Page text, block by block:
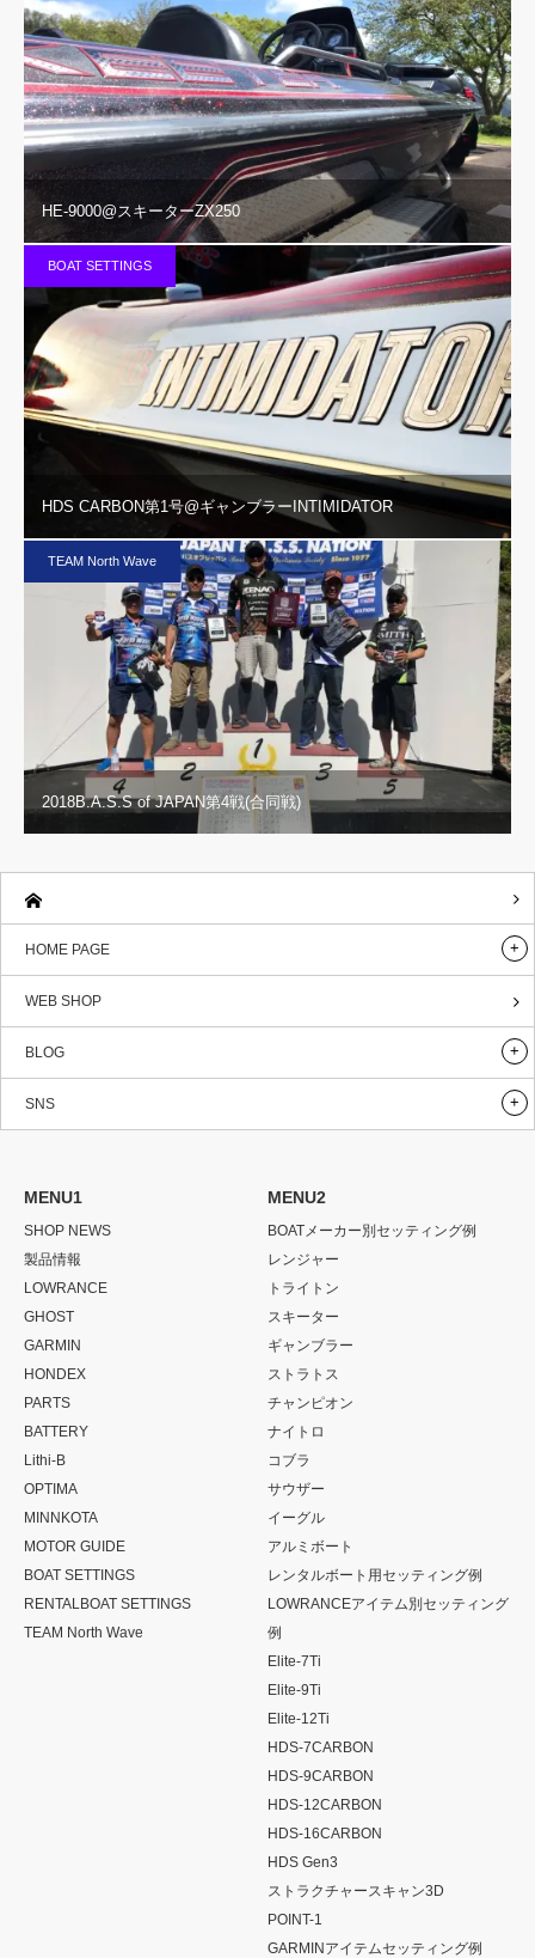
HE-9000@スキーターZX250
BOAT SETTINGS
HDS CARBON第1号@ギャンブラーINTIMIDATOR
TEAM North Wave
2018B.A.S.S of JAPAN第4戦(合同戦)
HOME PAGE
WEB SHOP
BLOG
SNS
MENU1
SHOP NEWS
製品情報
LOWRANCE
GHOST
GARMIN
HONDEX
PARTS
BATTERY
Lithi-B
OPTIMA
MINNKOTA
MOTOR GUIDE
BOAT SETTINGS
RENTALBOAT SETTINGS
TEAM North Wave
MENU2
BOATメーカー別セッティング例
レンジャー
トライトン
スキーター
ギャンブラー
ストラトス
チャンピオン
ナイトロ
コブラ
サウザー
イーグル
アルミボート
レンタルボート用セッティング例
LOWRANCEアイテム別セッティング
例
Elite-7Ti
Elite-9Ti
Elite-12Ti
HDS-7CARBON
HDS-9CARBON
HDS-12CARBON
HDS-16CARBON
HDS Gen3
ストラクチャースキャン3D
POINT-1
GARMINアイテムセッティング例